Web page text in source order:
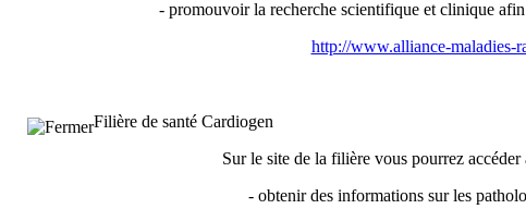
- promouvoir la recherche scientifique et clinique
http://www.alliance-maladies-
Filière de santé Cardiogen
Sur le site de la filière vous pourrez
- obtenir des informations sur les